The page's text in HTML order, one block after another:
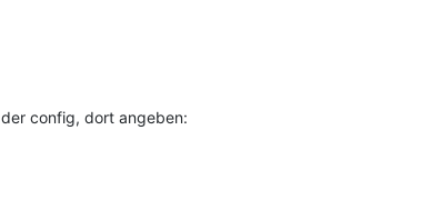
config, dort angeben: